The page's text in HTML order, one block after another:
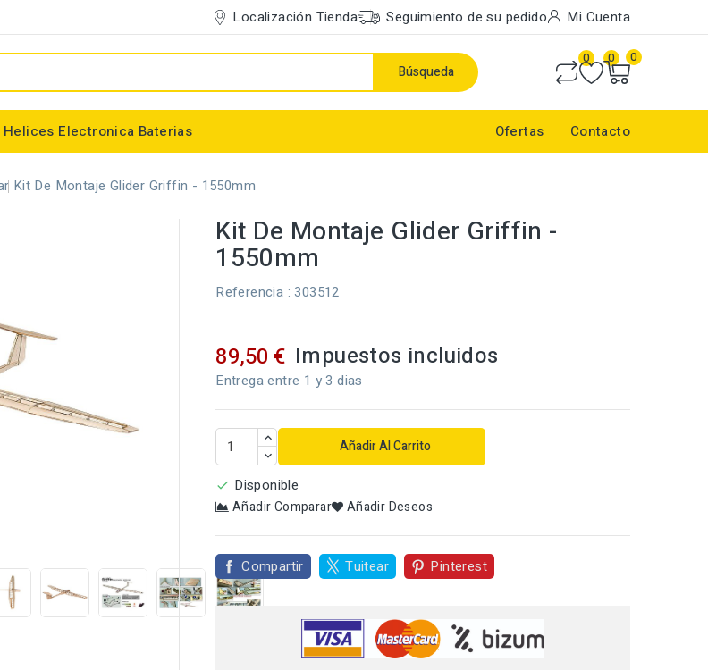
Localización Tienda Seguimiento de su pedido Mi Cuenta
Búsqueda
0 0 0
Helices Electronica Baterias Ofertas Contacto
Kit De Montaje Glider Griffin - 1550mm
Kit De Montaje Glider Griffin -
1550mm
Referencia : 303512
89,50 € Impuestos incluidos
Entrega entre 1 y 3 dias
Añadir Al Carrito
 Disponible
Añadir Comparar Añadir Deseos
Compartir Tuitear Pinterest